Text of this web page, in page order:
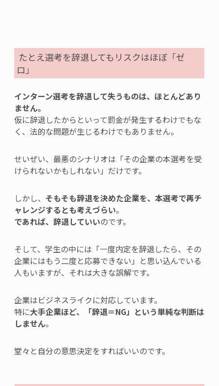
たとえ選考を辞退してもリスクはほぼ「ゼ
ロ」
インターン選考を辞退して失うものは、ほとんどあり
ません。
仮に辞退したからといって罰金が発生するわけでもな
く、法的な問題が生じるわけでもありません。
せいぜい、 最悪のシナリオは「その企業の本選考を受
けられないかもしれない」 だけです。
しかし、 そもそも辞退を決めた企業を、本選考で再チ
ャレンジするとも考えづらい。
であれば、辞退していいのです。
そして、学生の中には「一度内定を辞退したら、その
企業にはもう二度と応募できない」と思い込んでいる
人もいますが、それは大きな誤解です。
企業はビジネスライクに対応しています。
特に大手企業ほど、「辞退＝NG」という単純な判断は
しません。
堂々と自分の意思決定をすればいいのです。